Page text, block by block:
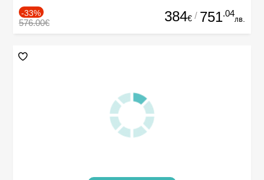
-33%
576.00€ 384€ / 751.04
лв.